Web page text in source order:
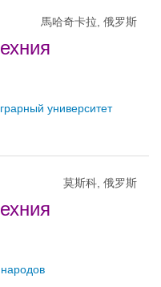
馬哈奇卡拉, 俄罗斯
университет
莫斯科, 俄罗斯